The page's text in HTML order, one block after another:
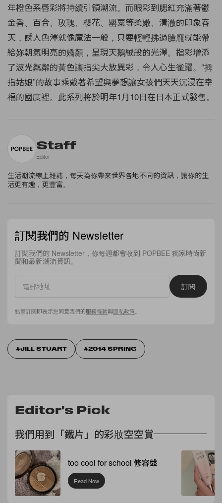
年橙色系唇彩將持續引領潮流。而眼彩到腮紅充滿著鬱
金香、百合、玫瑰、櫻花、罌粟等柔嫩、清澈的印象春
天，誘人色澤就像魔法一般，只要輕輕拂過臉龐就能帶
給妳朝氣明亮的嬌顏，呈現天鵝絨般的光澤。指彩增添
了波光粼粼的黃色讓指尖大放異彩，令人心生雀躍。”拇
指姑娘”的故事乘戴著希望與夢想讓女孩們天天沉浸在幸
福的國度裡。此系列將於明年1月10日在日本正式發售。
Staff
Editor
生活潮流線上雜誌，每天為你帶來世界各地不同的資訊，讓你的生
活更有趣，更豐富。
訂閱我們的 Newsletter
訂閱我們的 Newsletter，你每週都會收到 POPBEE 獨家時尚新
聞和最新潮流資訊。
訂閱
點擊訂閱即表示您同意我們的服務條款與隱私政策
JILL STUART 2014 SPRING
Editor's Pick
我們用到「鐵片」的彩妝空空賞
too cool for school 修容盤
Read Now